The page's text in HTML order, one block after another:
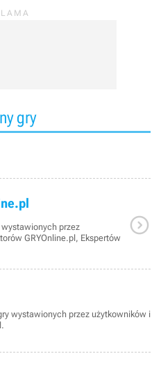
gry
przez
GRYOnline.pl, Ekspertów

wystawionych przez użytkowników i